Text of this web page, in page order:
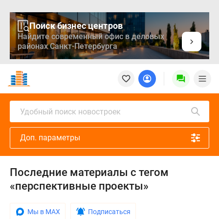
Поиск бизнес центров
Найдите современный офис в деловых
районах Санкт-Петербурга
Новостройки
Квартиры
Ипотека
Медиа
проекте
Контакты
Реклама
сайте
Продавцы
Удобный поиск новостроек
Доп. параметры
Последние материалы с тегом
«перспективные проекты»
Мы в MAX Подписаться